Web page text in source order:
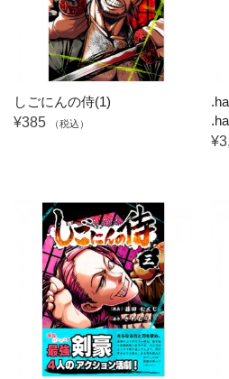
しごにんの侍(1)
¥385
（税込）